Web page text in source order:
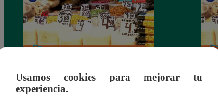
Mujeres al Mando – Viernes 25 de febrero
del 2022 – Programa completo
Usamos cookies para mejorar tu
experiencia.